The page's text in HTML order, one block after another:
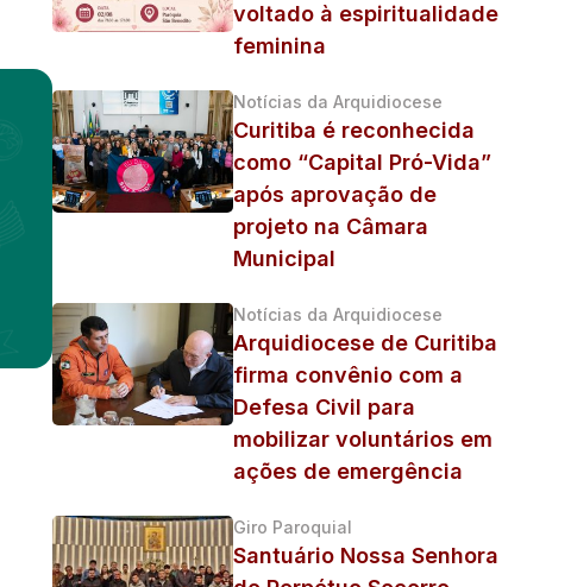
voltado à espiritualidade
feminina
Notícias da Arquidiocese
Curitiba é reconhecida
como “Capital Pró-Vida”
após aprovação de
projeto na Câmara
Municipal
Notícias da Arquidiocese
Arquidiocese de Curitiba
firma convênio com a
Defesa Civil para
mobilizar voluntários em
ações de emergência
Giro Paroquial
Santuário Nossa Senhora